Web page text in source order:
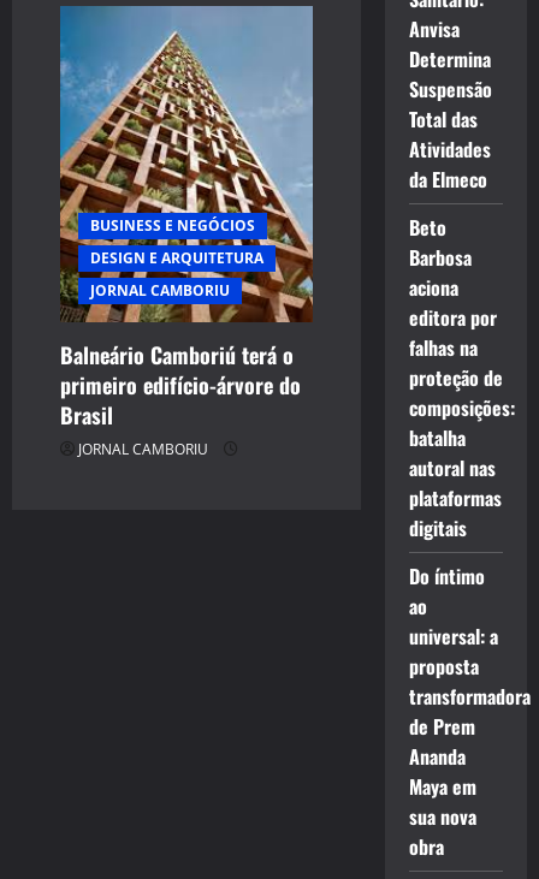
BUSINESS E NEGÓCIOS
DESIGN E ARQUITETURA
JORNAL CAMBORIU
Balneário Camboriú terá o
primeiro edifício-árvore do
Brasil
JORNAL CAMBORIU
Anvisa
Determina
Suspensão
Total das
Atividades
da Elmeco
Beto
Barbosa
aciona
editora por
falhas na
proteção de
composições:
batalha
autoral nas
plataformas
digitais
Do íntimo
ao
universal: a
proposta
transformadora
de Prem
Ananda
Maya em
sua nova
obra